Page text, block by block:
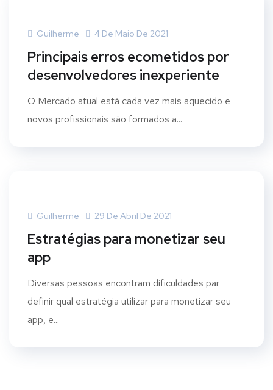
Guilherme 4 De Maio De 2021
Principais erros ecometidos por
desenvolvedores inexperiente
O Mercado atual está cada vez mais aquecido e
novos profissionais são formados a...
Guilherme 29 De Abril De 2021
Estratégias para monetizar seu
app
Diversas pessoas encontram dificuldades par
definir qual estratégia utilizar para monetizar seu
app, e...